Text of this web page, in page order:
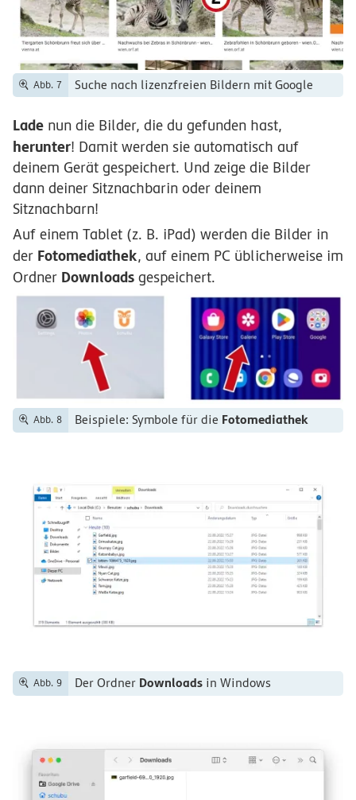
Abb. 7 Suche nach lizenzfreien Bildern mit Google
Lade nun die Bilder, die du gefunden hast,
herunter! Damit werden sie automatisch auf
deinem Gerät gespeichert. Und zeige die Bilder
dann deiner Sitznachbarin oder deinem
Sitznachbarn!
Auf einem Tablet (z. B. iPad) werden die Bilder in
der Fotomediathek, auf einem PC üblicherweise im
Ordner Downloads gespeichert.
Abb. 8 Beispiele: Symbole für die Fotomediathek
Abb. 9 Der Ordner Downloadsin Windows